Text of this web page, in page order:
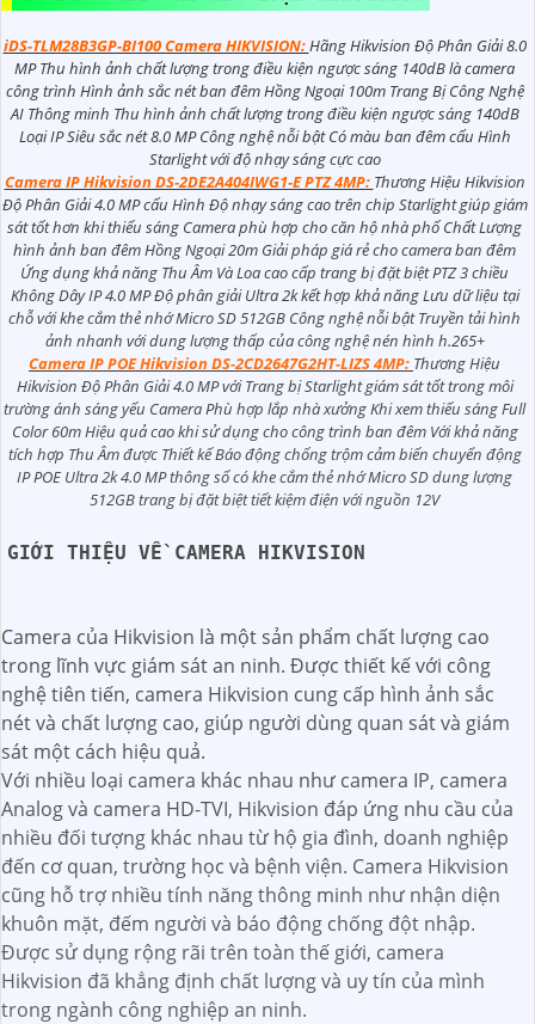
iDS-TLM28B3GP-BI100 Camera HIKVISION:Hãng Hikvision Độ Phân Giải 8.0
MP Thu hình ảnh chất lượng trong điều kiện ngược sáng 140dB là camera
công trình Hình ảnh sắc nét ban đêm Hồng Ngoại 100m Trang Bị Công Nghệ
AI Thông minh Thu hình ảnh chất lượng trong điều kiện ngược sáng 140dB
Loại IP Siêu sắc nét 8.0 MP Công nghệ nỗi bật Có màu ban đêm cấu Hình
Starlight với độ nhạy sáng cực cao
Camera IP Hikvision DS-2DE2A404IWG1-E PTZ 4MP: Thương Hiệu Hikvision
Độ Phân Giải 4.0 MP cấu Hình Độ nhạy sáng cao trên chip Starlight giúp giám
sát tốt hơn khi thiếu sáng Camera phù hợp cho căn hộ nhà phố Chất Lượng
hình ảnh ban đêm Hồng Ngoại 20m Giải pháp giá rẻ cho camera ban đêm
Ứng dụng khả năng Thu Âm Và Loa cao cấp trang bị đặt biệt PTZ 3 chiều
Không Dây IP 4.0 MP Độ phân giải Ultra 2k kết hợp khả năng Lưu dữ liệu tại
chỗ với khe cắm thẻ nhớ Micro SD 512GB Công nghệ nỗi bật Truyền tải hình
ảnh nhanh với dung lượng thấp của công nghệ nén hình h.265+
Camera IP POE Hikvision DS-2CD2647G2HT-LIZS 4MP: Thương Hiệu
Hikvision Độ Phân Giải 4.0 MP với Trang bị Starlight giám sát tốt trong môi
trường ánh sáng yếu Camera Phù hợp lắp nhà xưởng Khi xem thiếu sáng Full
Color 60m Hiệu quả cao khi sử dụng cho công trình ban đêm Với khả năng
tích hợp Thu Âm được Thiết kế Báo động chống trộm cảm biến chuyển động
IP POE Ultra 2k 4.0 MP thông số có khe cắm thẻ nhớ Micro SD dung lượng
512GB trang bị đặt biệt tiết kiệm điện với nguồn 12V
GIỚI THIỆU VỀ CAMERA HIKVISION
Camera của Hikvision là một sản phẩm chất lượng cao
trong lĩnh vực giám sát an ninh. Được thiết kế với công
nghệ tiên tiến, camera Hikvision cung cấp hình ảnh sắc
nét và chất lượng cao, giúp người dùng quan sát và giám
sát một cách hiệu quả.
Với nhiều loại camera khác nhau như camera IP, camera
Analog và camera HD-TVI, Hikvision đáp ứng nhu cầu của
nhiều đối tượng khác nhau từ hộ gia đình, doanh nghiệp
đến cơ quan, trường học và bệnh viện. Camera Hikvision
cũng hỗ trợ nhiều tính năng thông minh như nhận diện
khuôn mặt, đếm người và báo động chống đột nhập.
Được sử dụng rộng rãi trên toàn thế giới, camera
Hikvision đã khẳng định chất lượng và uy tín của mình
trong ngành công nghiệp an ninh.